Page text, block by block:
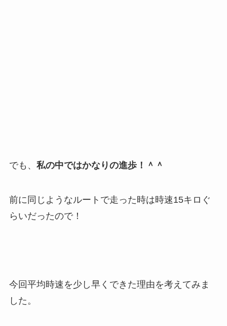
でも、 私の中ではかなりの進歩！＾＾
前に同じようなルートで走った時は時速15キロぐ
らいだったので！
今回平均時速を少し早くできた理由を考えてみま
した。